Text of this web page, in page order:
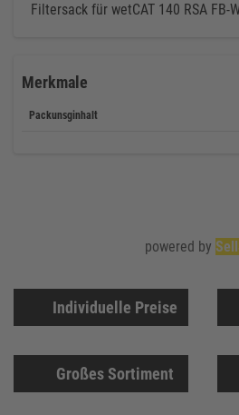
Filtersack für wetCAT 140 RSA FB-
Merkmale
Packunsginhalt
Individuelle Preise
Großes Sortiment
powered by